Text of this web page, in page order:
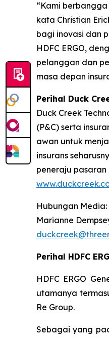
“Kami
kata Christian
bagi inovasi dan
HDFC ERGO,
pelanggan dan
masa depan
Perihal Duck
Duck Creek
(P&C) serta
awan untuk
insurans
peneraju
Hubungan Media:
Marianne
Perihal HDFC
HDFC ERGO
utamanya
Re Group.
Sebagai yang